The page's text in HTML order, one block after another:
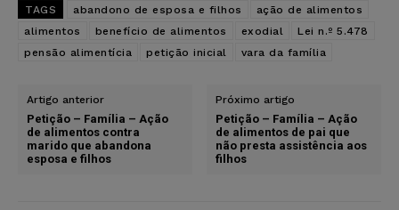
TAGS abandono de esposa e filhos
ação de alimentos
alimentos
benefício de alimentos exodial
Lei n.º 5.478
pensão alimentícia
petição inicial vara da família
Artigo anterior
Petição – Família – Ação
de alimentos contra
marido que abandona
esposa e filhos
Próximo artigo
Petição – Família – Ação
de alimentos de pai que
não presta assistência aos
filhos